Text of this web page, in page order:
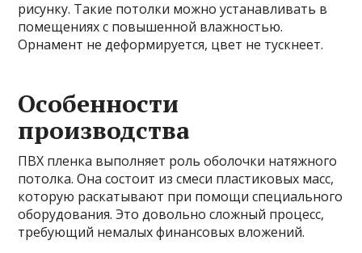
рисунку. Такие потолки можно устанавливать в
помещениях с повышенной влажностью.
Орнамент не деформируется, цвет не тускнеет.
Особенности
производства
ПВХ пленка выполняет роль оболочки натяжного
потолка. Она состоит из смеси пластиковых масс,
которую раскатывают при помощи специального
оборудования. Это довольно сложный процесс,
требующий немалых финансовых вложений.